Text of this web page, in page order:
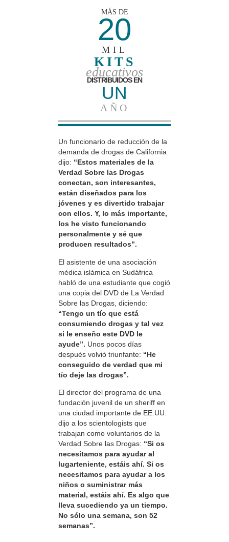
MÁS DE
20
MIL
KITS
educativos
DISTRIBUIDOS EN
UN
AÑO
Un funcionario de reducción de la
demanda de drogas de California
dijo: “Estos materiales de la
Verdad Sobre las Drogas
conectan, son interesantes,
están diseñados para los
jóvenes y es divertido trabajar
con ellos. Y, lo más importante,
los he visto funcionando
personalmente y sé que
producen resultados”.
El asistente de una asociación
médica islámica en Sudáfrica
habló de una estudiante que cogió
una copia del DVD de La Verdad
Sobre las Drogas, diciendo:
“Tengo un tío que está
consumiendo drogas y tal vez
si le enseño este DVD le
ayude”. Unos pocos días
después volvió triunfante: “He
conseguido de verdad que mi
tío deje las drogas”.
El director del programa de una
fundación juvenil de un sheriff en
una ciudad importante de EE.UU.
dijo a los scientologists que
trabajan como voluntarios de la
Verdad Sobre las Drogas: “Si os
necesitamos para ayudar al
lugarteniente, estáis ahí. Si os
necesitamos para ayudar a los
niños o suministrar más
material, estáis ahí. Es algo que
lleva sucediendo ya un tiempo.
No sólo una semana, son 52
semanas”.